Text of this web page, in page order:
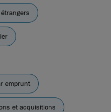
emprunt
et acquisitions